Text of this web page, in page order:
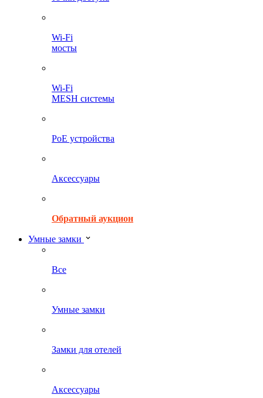
Wi-Fi
мосты
Wi-Fi
MESH системы
PoE устройства
Аксессуары
Обратный аукцион
Умные замки
Все
Умные замки
Замки для отелей
Аксессуары